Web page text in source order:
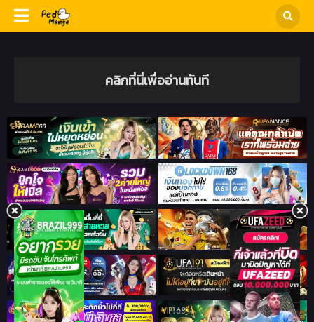
คลิกที่นี่เพื่ออ่านทันที